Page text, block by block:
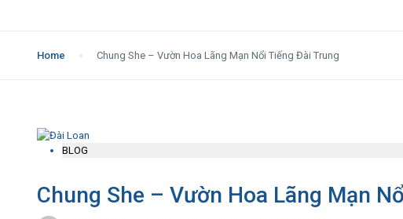
Home Chung She – Vườn Hoa Lãng Mạn Nổi Tiếng Đài Trung
BLOG
Chung She – Vườn Hoa Lãng Mạn